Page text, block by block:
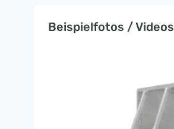
Beispielfotos / Videos